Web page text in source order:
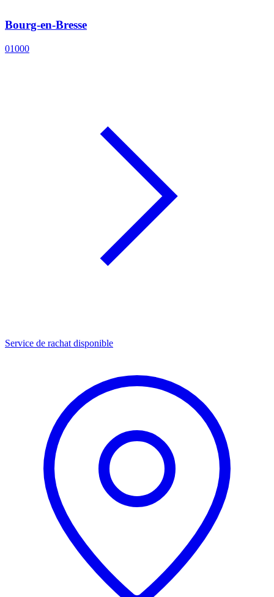
Bourg-en-Bresse
01000
Service de rachat disponible